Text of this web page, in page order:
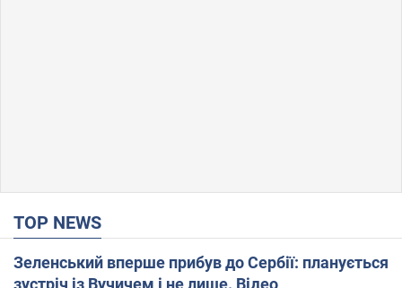
TOP NEWS
Зеленський вперше прибув до Сербії: планується
зустріч із Вучичем і не лише. Відео